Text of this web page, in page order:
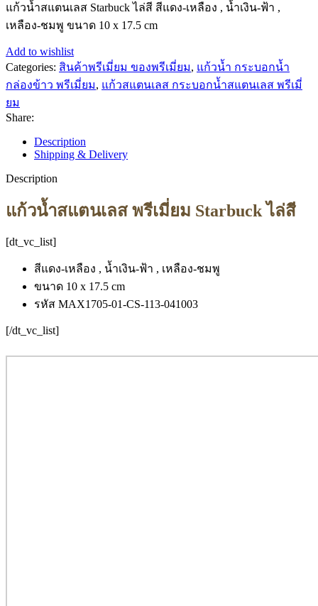
แก้วน้ำสแตนเลส Starbuck ไล่สี สีแดง-เหลือง , น้ำเงิน-ฟ้า ,
เหลือง-ชมพู ขนาด 10 x 17.5 cm
Add to wishlist
Categories: สินค้าพรีเมี่ยม ของพรีเมี่ยม, แก้วน้ำ กระบอกน้ำ
กล่องข้าว พรีเมี่ยม, แก้วสแตนเลส กระบอกน้ำสแตนเลส พรีเมี่
ยม
Share:
Description
Shipping & Delivery
Description
แก้วน้ำสแตนเลส พรีเมี่ยม Starbuck ไล่สี
[dt_vc_list]
สีแดง-เหลือง , น้ำเงิน-ฟ้า , เหลือง-ชมพู
ขนาด 10 x 17.5 cm
รหัส MAX1705-01-CS-113-041003
[/dt_vc_list]